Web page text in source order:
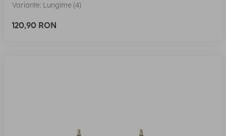
Variante: Lungime (4)
120,90 RON